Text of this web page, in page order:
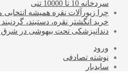
سردخانه 10 تا 10000 تنی
چرا زیورآلات نقره همیشه
خرید انگشتر نقره، دستبند، گردنبند
دندانپزشکی تحت بیهوشی در شرق
ورود
نوشته تصادفی
سایدبار